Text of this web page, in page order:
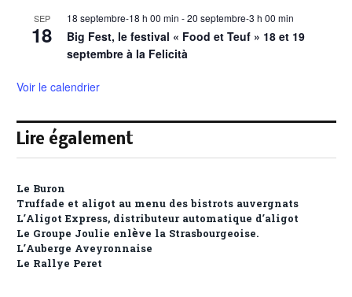
SEP
18
18 septembre-18 h 00 min -20 septembre-3 h 00 min
Big Fest, le festival « Food et Teuf » 18 et 19
septembre à la Felicità
Voir le calendrier
Lire également
Le Buron
Truffade et aligot au menu des bistrots auvergnats
L’Aligot Express, distributeur automatique d’aligot
Le Groupe Joulie enlève la Strasbourgeoise.
L’Auberge Aveyronnaise
Le Rallye Peret